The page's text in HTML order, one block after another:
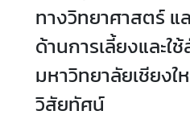
ทางวิทยาศาสตร์ แ
ด้านการเลี้ยงและ
มหาวิทยาลัยเชียงใ
วิสัยทัศน์